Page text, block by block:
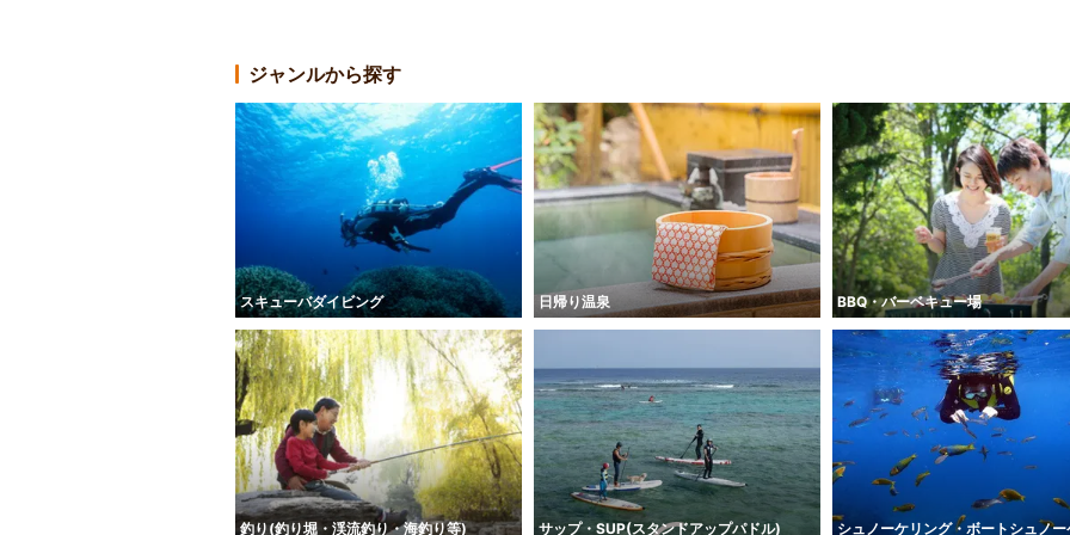
ジャンルから探す
スキューバダイビング 日帰り温泉 BBQ・バーベキュー場
釣り(釣り堀・渓流釣り・海釣り等) サップ・SUP(スタンドアップパドル) シュノーケリング・ボートシュノー